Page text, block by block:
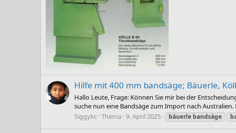
Hilfe mit 400 mm bandsäge; Bäuerle,
Hallo Leute, Frage: Können Sie mir bei der
suche nun eine Bandsäge zum Import nach
Siggykc Thema 9. April 2025 bäuerle bandsäge